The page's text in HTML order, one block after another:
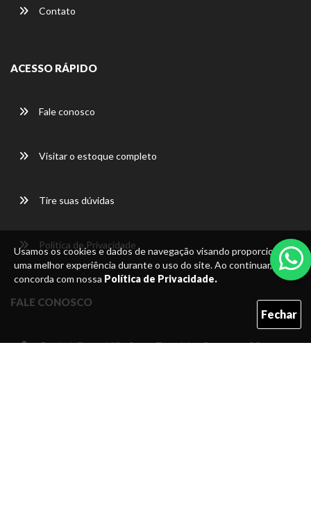
Usamos os cookies e dados de navegação visando proporcionar
uma melhor experiência durante o uso do site. Ao continuar, você
concorda com nossa Política de Privacidade.
Fechar
Contato
ACESSO RÁPIDO
Fale conosco
Visitar o estoque completo
Tire suas dúvidas
Política de Privacidade
FALE CONOSCO
Rua Luiz Boos, 125 - Santa Terezinha -Brusque - SC